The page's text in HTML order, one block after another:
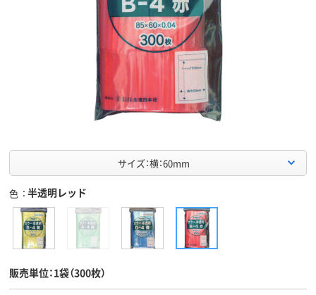
サイズ：横：60mm
色 半透明レッド
販売単位：1袋（300枚）